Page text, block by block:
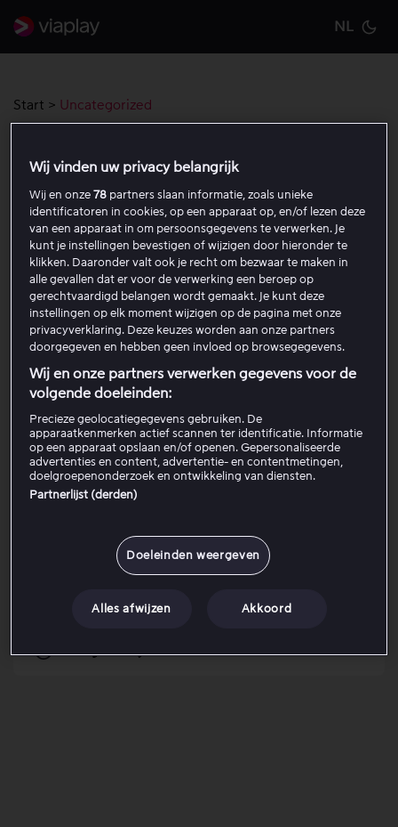
NL
Start > Uncategorized
Viaplay TV & Viaplay TV+
Categories
Partners en campagnes
Aanbevolen
Pakketten en betalingen
Probleemoplossing
Kijken en afspelen
Onze content
Wij vinden uw privacy belangrijk
Wij en onze78 partners slaan informatie, zoals unieke
identificatoren in cookies, op een apparaat op, en/of lezen deze
van een apparaat in om persoonsgegevens te verwerken. Je
kunt je instellingen bevestigen of wijzigen door hieronder te
klikken. Daaronder valt ook je recht om bezwaar te maken in
alle gevallen dat er voor de verwerking een beroep op
gerechtvaardigd belangen wordt gemaakt. Je kunt deze
instellingen op elk moment wijzigen op de pagina met onze
privacyverklaring. Deze keuzes worden aan onze partners
doorgegeven en hebben geen invloed op browsegegevens.
Wij en onze partners verwerken gegevens voor de
volgende doeleinden:
Precieze geolocatiegegevens gebruiken. De
apparaatkenmerken actief scannen ter identificatie. Informatie
op een apparaat opslaan en/of openen. Gepersonaliseerde
advertenties en content, advertentie- en contentmetingen,
doelgroepenonderzoek en ontwikkeling van diensten.
Partnerlijst (derden)
Doeleinden weergeven
Alles afwijzen Akkoord